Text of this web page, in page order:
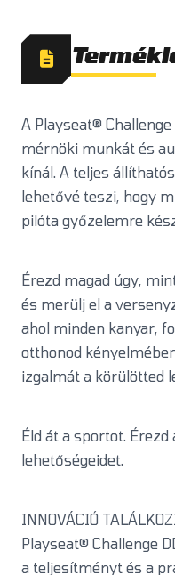
A Playseat®
mérnöki munkát és
kínál. A teljes
lehetővé teszi, hogy
pilóta győzelemre
Érezd magad úgy,
és merülj el a
ahol minden kanyar,
otthonod
izgalmát a körülötted
Éld át a sportot.
lehetőségeidet.
INNOVÁCIÓ
Playseat® Challenge
a teljesítményt és a